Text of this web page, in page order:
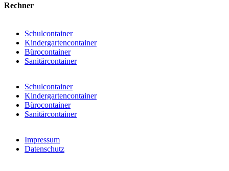
Rechner
Schulcontainer
Kindergartencontainer
Bürocontainer
Sanitärcontainer
Schulcontainer
Kindergartencontainer
Bürocontainer
Sanitärcontainer
Impressum
Datenschutz